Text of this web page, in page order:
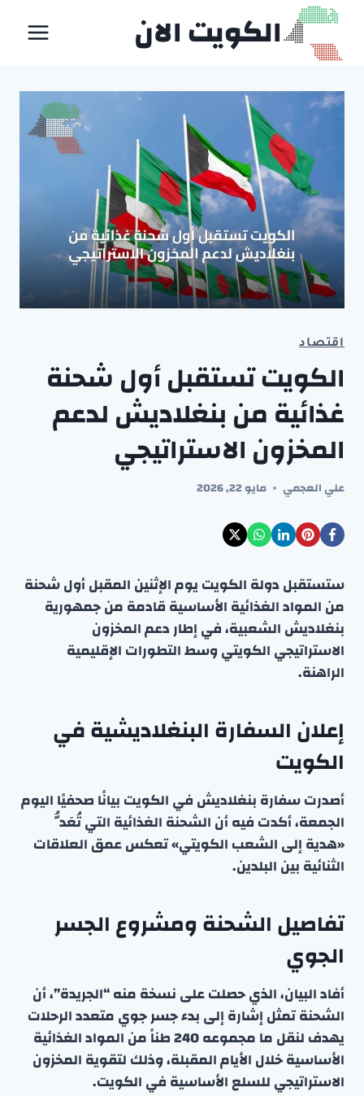
التجاوز
المحتوى
الكويت الان
اقتصاد
الكويت تستقبل أول شحنة
غذائية من بنغلاديش لدعم
المخزون الاستراتيجي
علي العجمي مايو 22, 2026
ستستقبل دولة الكويت يوم الإثنين المقبل أول شحنة
من المواد الغذائية الأساسية قادمة من جمهورية
بنغلاديش الشعبية، في إطار دعم المخزون
الاستراتيجي الكويتي وسط التطورات الإقليمية
الراهنة.
إعلان السفارة البنغلاديشية في
الكويت
أصدرت سفارة بنغلاديش في الكويت بيانًا صحفيًا اليوم
الجمعة، أكدت فيه أن الشحنة الغذائية التي تُعَدُّ
«هدية إلى الشعب الكويتي» تعكس عمق العلاقات
الثنائية بين البلدين.
تفاصيل الشحنة ومشروع الجسر
الجوي
أفاد البيان، الذي حصلت على نسخة منه “الجريدة”، أن
الشحنة تمثل إشارة إلى بدء جسر جوي متعدد الرحلات
يهدف لنقل ما مجموعه 240 طناً من المواد الغذائية
الأساسية خلال الأيام المقبلة، وذلك لتقوية المخزون
الاستراتيجي للسلع الأساسية في الكويت.